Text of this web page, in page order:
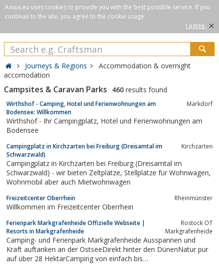
Axxus.eu uses cookies to provide you with the best possible service. If you
continue to the site, you agree to the cookie usage.
I agree. ×
Journeys & Regions
Accommodation & overnight
accomodation
Campsites & Caravan Parks 460 results found
Wirthshof - Camping, Hotel und Ferienwohnungen am
Bodensee: Willkommen
Markdorf
Wirthshof - Ihr Campingplatz, Hotel und Ferienwohnungen am
Bodensee
Campingplatz in Kirchzarten bei Freiburg (Dreisamtal im
Schwarzwald)
Kirchzarten
Campingplatz in Kirchzarten bei Freiburg (Dreisamtal im
Schwarzwald) - wir bieten Zeltplätze, Stellplätze für Wohnwagen,
Wohnmobil aber auch Mietwohnwagen
Freizeitcenter Oberrhein Rheinmünster
Willkommen im Freizeitcenter Oberrhein
Ferienpark Markgrafenheide Offizielle Webseite |
Resorts in Markgrafenheide
Rostock OT
Markgrafenheide
Camping- und Ferienpark Markgrafenheide Ausspannen und
Kraft auftanken an der OstseeDirekt hinter den DünenNatur pur
auf über 28 HektarCamping von einfach bis